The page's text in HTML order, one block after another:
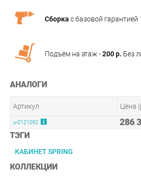
Сборка с базовой гарантией
Подъём на этаж -200 р. Без
АНАЛОГИ
Артикул Цена
u-0121092 286
ТЭГИ
КАБИНЕТ SPRING
КОЛЛЕКЦИИ